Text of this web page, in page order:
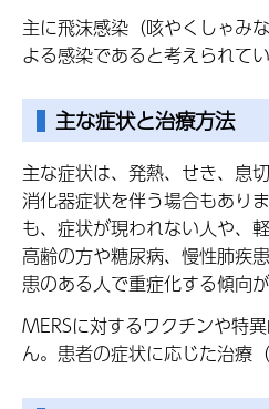
主に飛沫感染（咳やくしゃみ
よる感染であると考えられてい
主な症状と治療方法
主な症状は、発熱、せき、息
消化器症状を伴う場合もあり
も、症状が現われない人や、
高齢の方や糖尿病、慢性肺疾
患のある人で重症化する傾向が
MERSに対するワクチンや特
ん。患者の症状に応じた治療